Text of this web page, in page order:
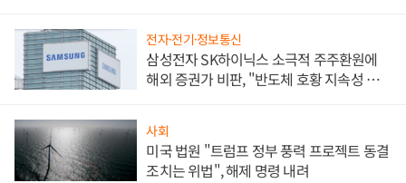
전자·전기·정보통신
삼성전자 SK하이닉스 소극적 주주환원에
해외 증권가 비판, "반도체 호황 지속성 의
사회
미국 법원 "트럼프 정부 풍력 프로젝트 동결
조치는 위법", 해제 명령 내려